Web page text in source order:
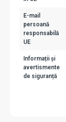
E-mail
persoană
responsabilă
UE
Informații și
avertismente
de siguranță